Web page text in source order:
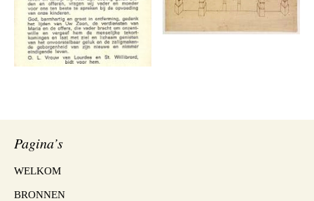
Pagina’s
WELKOM
BRONNEN